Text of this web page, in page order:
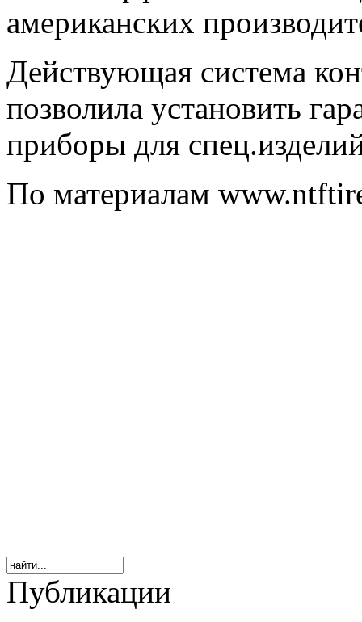
американских
Действующая система
позволила установить
приборы для
По материалам
Публикации